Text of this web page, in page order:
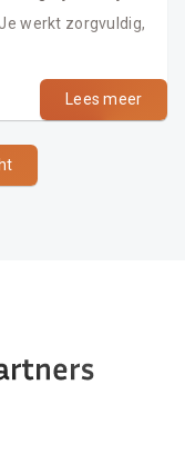
werkt zorgvuldig,
Lees meer